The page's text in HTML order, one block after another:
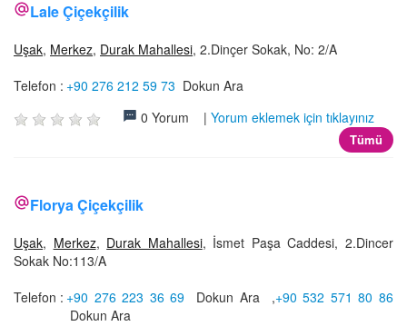
Lale Çiçekçilik
Uşak, Merkez, Durak Mahallesi, 2.Dinçer Sokak, No: 2/A
Telefon : +90 276 212 59 73 Dokun Ara
0 Yorum | Yorum eklemek için tıklayınız
Tümü
Florya Çiçekçilik
Uşak, Merkez, Durak Mahallesi, İsmet Paşa Caddesi, 2.Dincer
Sokak No:113/A
Telefon : +90 276 223 36 69 Dokun Ara ,+90 532 571 80 86
Dokun Ara